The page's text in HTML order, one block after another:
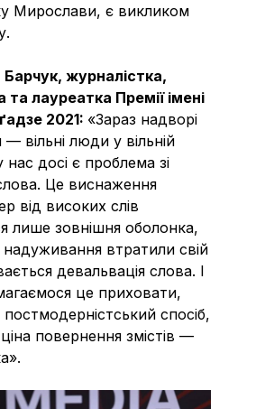
Мирослави, є викликом
журналістка,
та лауреатка Премії імені
2021: «Зараз надворі
вільні люди у вільній
нас досі є проблема зі
Це виснаження
від високих слів
лише зовнішня оболонка,
втратили свій
девальвація слова. І
це приховати,
постмодерністський спосіб,
повернення змістів —